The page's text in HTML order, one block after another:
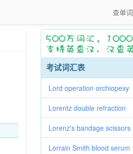
查单词
考试词汇表
Lord operation orchiopexy
Lorentz double refraction
Lorenz's bandage scissors
Lorrain Smith blood serum